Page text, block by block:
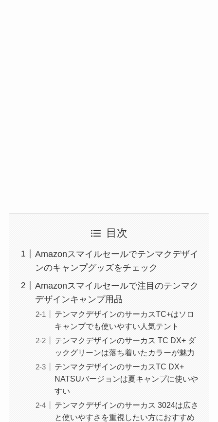
目次
Amazonスマイルセールでテンマクデザイ
ンのキャンプグッズをチェック
Amazonスマイルセールで注目のテンマク
デザインキャンプ用品
テンマクデザインのサーカスTC+はソロ
キャンプでも使いやすい人気テント
テンマクデザインのサーカス TC DX+ ダ
ックグリーンは落ち着いたカラーが魅力
テンマクデザインのサーカスTC DX+
NATSUバージョンは夏キャンプに使いや
すい
テンマクデザインのサーカス 3024は広さ
と使いやすさを重視したい方におすすめ